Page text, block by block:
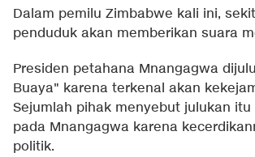
Dalam pemilu Zimbabwe kali ini,
penduduk akan memberikan suara
Presiden petahana Mnangagwa
Buaya" karena terkenal akan
Sejumlah pihak menyebut julukan
pada Mnangagwa karena
politik.